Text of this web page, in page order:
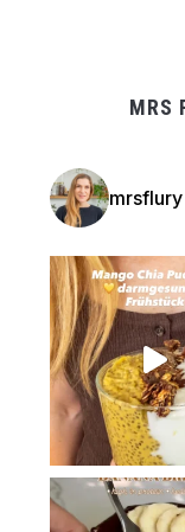
MRS
mrsflury